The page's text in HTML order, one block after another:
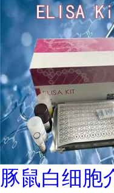
豚鼠白细胞